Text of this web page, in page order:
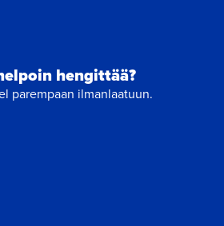
hengittää?
parempaan ilmanlaatuun.